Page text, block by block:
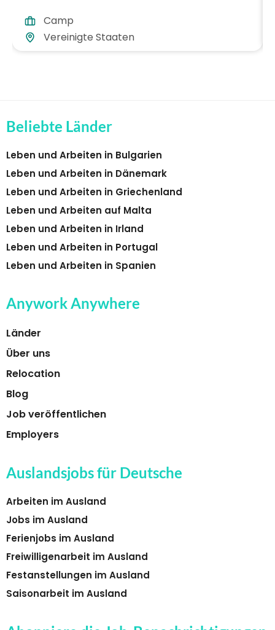
Camp
Vereinigte Staaten
Beliebte Länder
Leben und Arbeiten in Bulgarien
Leben und Arbeiten in Dänemark
Leben und Arbeiten in Griechenland
Leben und Arbeiten auf Malta
Leben und Arbeiten in Irland
Leben und Arbeiten in Portugal
Leben und Arbeiten in Spanien
Anywork Anywhere
Länder
Über uns
Relocation
Blog
Job veröffentlichen
Employers
Auslandsjobs für Deutsche
Arbeiten im Ausland
Jobs im Ausland
Ferienjobs im Ausland
Freiwilligenarbeit im Ausland
Festanstellungen im Ausland
Saisonarbeit im Ausland